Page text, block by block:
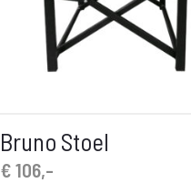
Bruno Stoel
€106,-